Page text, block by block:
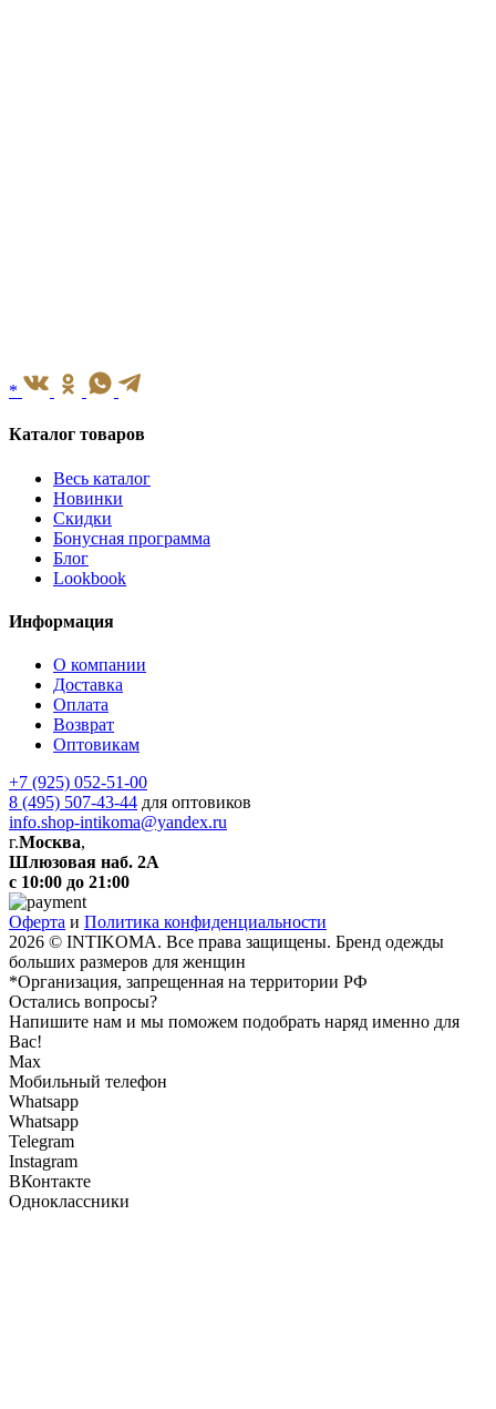
*
Каталог товаров
Весь каталог
Новинки
Скидки
Бонусная программа
Блог
Lookbook
Информация
О компании
Доставка
Оплата
Возврат
Оптовикам
+7 (925) 052-51-00
8 (495) 507-43-44 для оптовиков
info.shop-intikoma@yandex.ru
г.Москва,
Шлюзовая наб. 2А
с 10:00 до 21:00
Оферта и Политика конфиденциальности
2026 © INTIKOMA. Все права защищены. Бренд одежды
больших размеров для женщин
*Организация, запрещенная на территории РФ
Остались вопросы?
Напишите нам и мы поможем подобрать наряд именно для
Вас!
Max
Мобильный телефон
Whatsapp
Whatsapp
Telegram
Instagram
ВКонтакте
Одноклассники